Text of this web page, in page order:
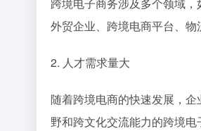
跨境电子商务涉及多个领域
外贸企业、跨境电商平台、物
2. 人才需求量大
随着跨境电商的快速发展，
野和跨文化交流能力的跨境